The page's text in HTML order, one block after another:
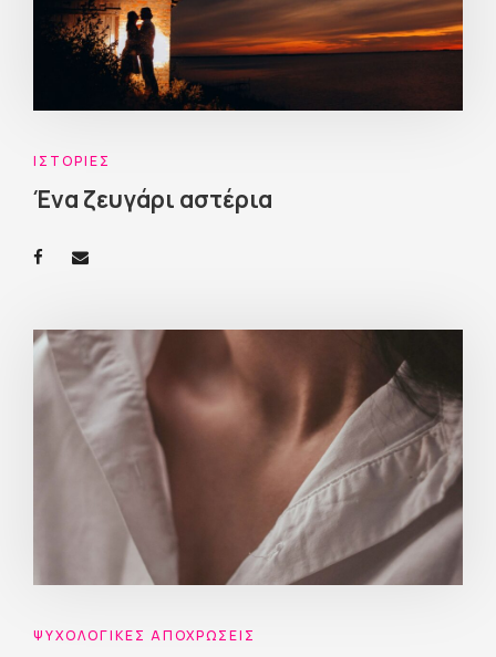
ΙΣΤΟΡΊΕΣ
Ένα ζευγάρι αστέρια
ΨΥΧΟΛΟΓΙΚΈΣ ΑΠΟΧΡΏΣΕΙΣ